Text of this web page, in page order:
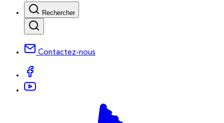
Rechercher
Contactez-nous